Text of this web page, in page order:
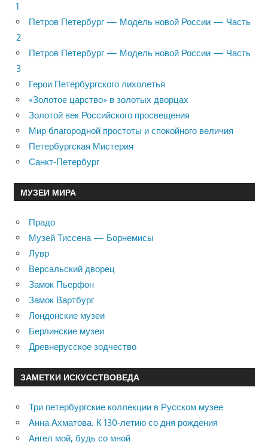
1
Петров Петербург — Модель новой России — Часть
2
Петров Петербург — Модель новой России — Часть
3
Герои Петербургского лихолетья
«Золотое царство» в золотых дворцах
Золотой век Российского просвещения
Мир благородной простоты и спокойного величия
Петербургская Мистерия
Санкт-Петербург
МУЗЕИ МИРА
Прадо
Музей Тиссена — Борнемисы
Лувр
Версальский дворец
Замок Пьерфон
Замок Вартбург
Лондонские музеи
Берлинские музеи
Древнерусское зодчество
ЗАМЕТКИ ИСКУССТВОВЕДА
Три петербургские коллекции в Русском музее
Анна Ахматова. К 130-летию со дня рождения
Ангел мой, будь со мной